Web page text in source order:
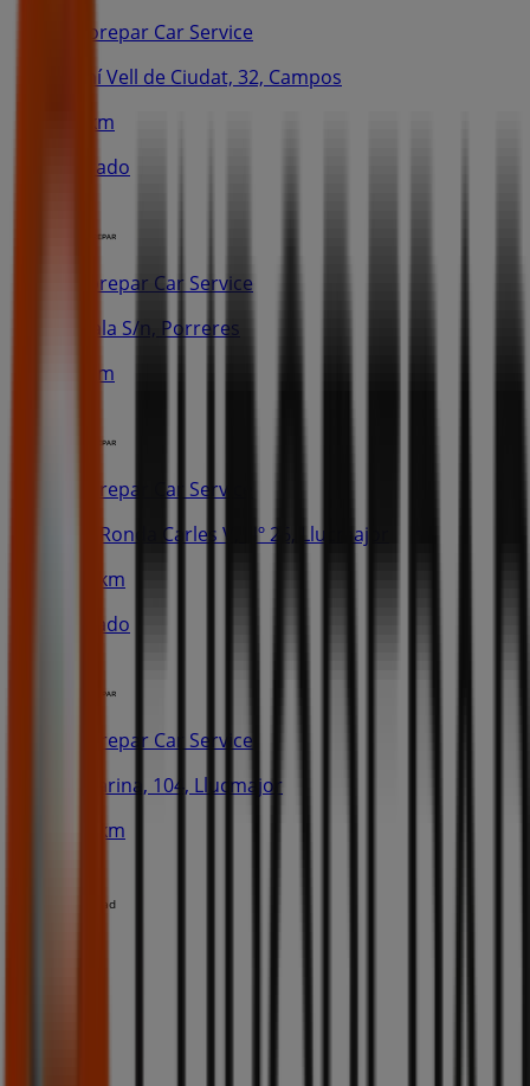
Eurorepar Car Service
Camí Vell de Ciudat, 32, Campos
3.0 km
Cerrado
Eurorepar Car Service
C/ Sala S/n, Porreres
9.1 km
Eurorepar Car Service
Avd. Ronda Carles V, Nº 26, Llucmajor
13.9 km
Cerrado
Eurorepar Car Service
C/ Marina, 104, Llucmajor
14.8 km
Publicidad